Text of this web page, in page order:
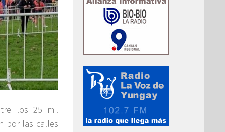
los 25 mil
por las calles